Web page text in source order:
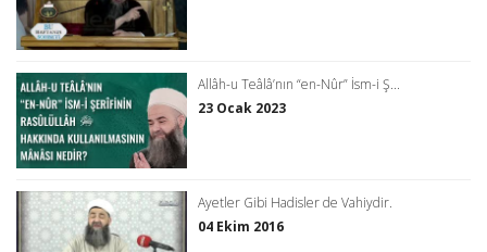
Allâh-u Teâlâ’nın “en-Nûr” İsm-i Ş...
23 Ocak 2023
Ayetler Gibi Hadisler de Vahiydir.
04 Ekim 2016